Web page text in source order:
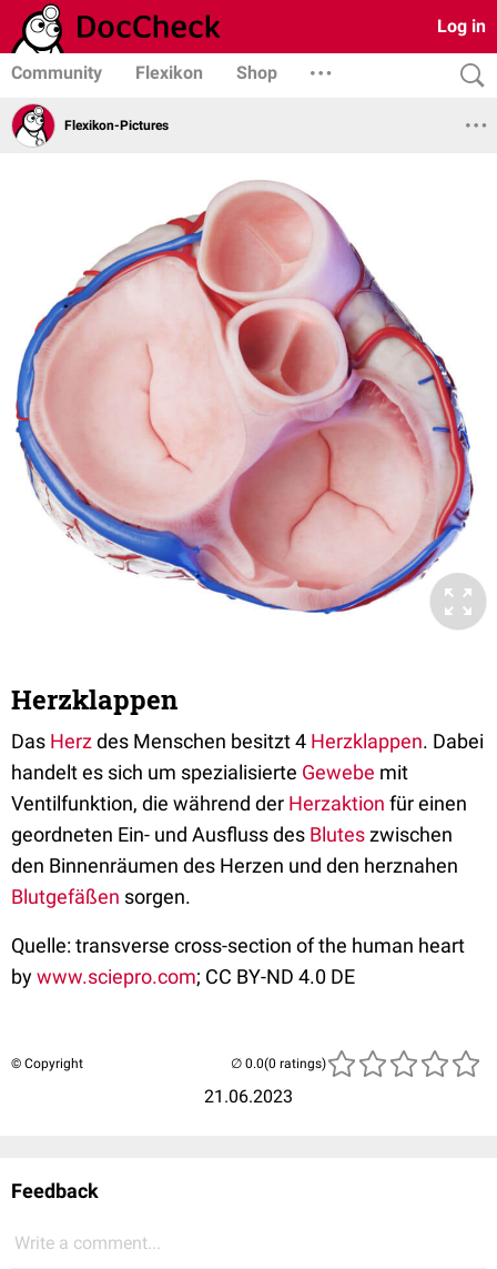
Log in
Community Flexikon Shop
Flexikon-Pictures
Herzklappen
Das Herzdes Menschen besitzt 4 Herzklappen. Dabei
handelt es sich um spezialisierte Gewebe mit
Ventilfunktion, die während der Herzaktion für einen
geordneten Ein- und Ausfluss des Bluteszwischen
den Binnenräumen des Herzen und den herznahen
Blutgefäßen sorgen.
Quelle: transverse cross-section of the human heart
bywww.sciepro.com; CC BY-ND 4.0 DE
© Copyright
21.06.2023
(0 ratings)
Feedback
Write a comment...